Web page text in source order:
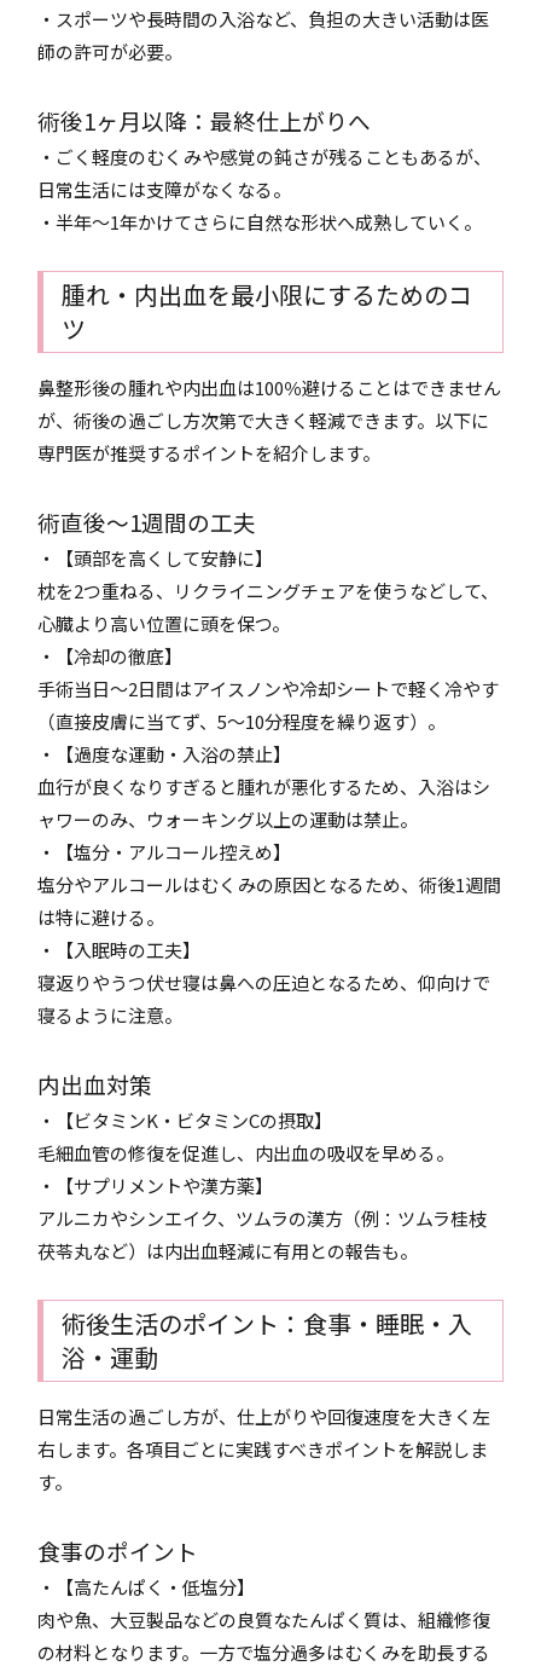
・スポーツや長時間の入浴など、負担の大きい活動は医
師の許可が必要。
術後1ヶ月以降：最終仕上がりへ
・ごく軽度のむくみや感覚の鈍さが残ることもあるが、
日常生活には支障がなくなる。
・半年〜1年かけてさらに自然な形状へ成熟していく。
腫れ・内出血を最小限にするためのコ
ツ
鼻整形後の腫れや内出血は100％避けることはできません
が、術後の過ごし方次第で大きく軽減できます。以下に
専門医が推奨するポイントを紹介します。
術直後〜1週間の工夫
・【頭部を高くして安静に】
枕を2つ重ねる、リクライニングチェアを使うなどして、
心臓より高い位置に頭を保つ。
・【冷却の徹底】
手術当日〜2日間はアイスノンや冷却シートで軽く冷やす
（直接皮膚に当てず、5〜10分程度を繰り返す）。
・【過度な運動・入浴の禁止】
血行が良くなりすぎると腫れが悪化するため、入浴はシ
ャワーのみ、ウォーキング以上の運動は禁止。
・【塩分・アルコール控えめ】
塩分やアルコールはむくみの原因となるため、術後1週間
は特に避ける。
・【入眠時の工夫】
寝返りやうつ伏せ寝は鼻への圧迫となるため、仰向けで
寝るように注意。
内出血対策
・【ビタミンK・ビタミンCの摂取】
毛細血管の修復を促進し、内出血の吸収を早める。
・【サプリメントや漢方薬】
アルニカやシンエイク、ツムラの漢方（例：ツムラ桂枝
茯苓丸など）は内出血軽減に有用との報告も。
術後生活のポイント：食事・睡眠・入
浴・運動
日常生活の過ごし方が、仕上がりや回復速度を大きく左
右します。各項目ごとに実践すべきポイントを解説しま
す。
食事のポイント
・【高たんぱく・低塩分】
肉や魚、大豆製品などの良質なたんぱく質は、組織修復
の材料となります。一方で塩分過多はむくみを助長する